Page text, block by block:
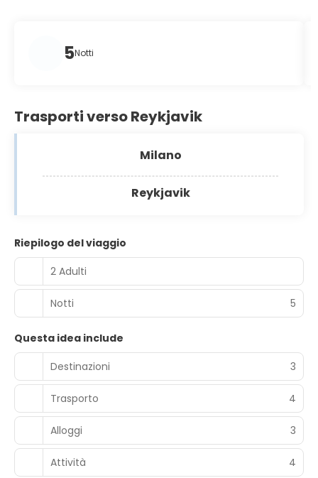
5Notti
Trasporti verso Reykjavik
Milano
Reykjavik
Riepilogo del viaggio
2 Adulti
Notti 5
Questa idea include
Destinazioni
3
Trasporto 4
Alloggi 3
Attività 4